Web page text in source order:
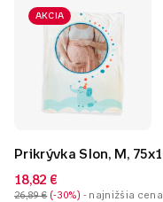
AKCIA
18,82 €
26,89 € -30%
- najnižšia cena